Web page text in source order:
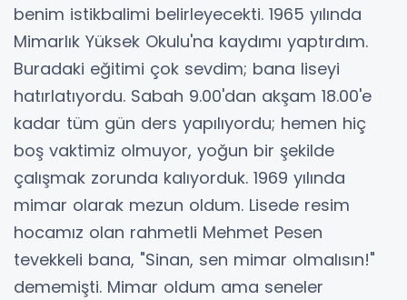
benim istikbalimi belirleyecekti. 1965 yılında
Mimarlık Yüksek Okulu'na kaydımı yaptırdım.
Buradaki eğitimi çok sevdim; bana liseyi
hatırlatıyordu. Sabah 9.00'dan akşam 18.00'e
kadar tüm gün ders yapılıyordu; hemen hiç
boş vaktimiz olmuyor, yoğun bir şekilde
çalışmak zorunda kalıyorduk. 1969 yılında
mimar olarak mezun oldum. Lisede resim
hocamız olan rahmetli Mehmet Pesen
tevekkeli bana, "Sinan, sen mimar olmalısın!"
dememişti. Mimar oldum ama seneler